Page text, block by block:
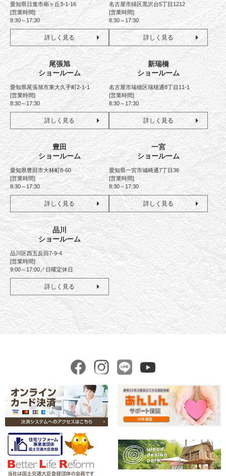
愛知県日進市南ヶ丘3-1-16
[営業時間]
8:30～17:30
詳しく見る
名古屋市緑区黒沢台5丁目1212
[営業時間]
8:30～17:30
詳しく見る
尾張旭
ショールーム
愛知県尾張旭市東大久手町2-1-1
[営業時間]
8:30～17:30
詳しく見る
新瑞橋
ショールーム
名古屋市瑞穂区瑞穂通8丁目11-1
[営業時間]
8:30～17:30
詳しく見る
豊田
ショールーム
愛知県豊田市大林町8-60
[営業時間]
8:30～17:30
詳しく見る
一宮
ショールーム
愛知県一宮市城崎通7丁目36
[営業時間]
8:30～17:30
詳しく見る
品川
ショールーム
品川区西五反田7-9-4
[営業時間]
9:00～17:00／日曜定休日
詳しく見る